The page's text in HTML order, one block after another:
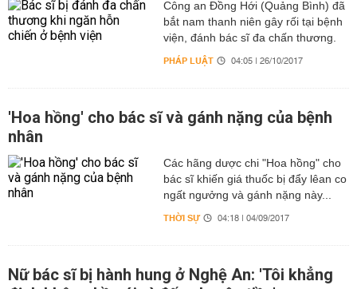
Công an Đồng Hới (Quảng Bình) đã
bắt nam thanh niên gây rối tại bệnh
viện, đánh bác sĩ đa chấn thương.
PHÁP LUẬT 04:05 | 26/10/2017
'Hoa hồng' cho bác sĩ và gánh nặng của bệnh
nhân
Các hãng dược chi "Hoa hồng" cho
bác sĩ khiến giá thuốc bị đẩy lêan co
ngất ngưởng và gánh nặng này...
THỜI SỰ 04:18 | 04/09/2017
Nữ bác sĩ bị hành hung ở Nghệ An: 'Tôi khẳng